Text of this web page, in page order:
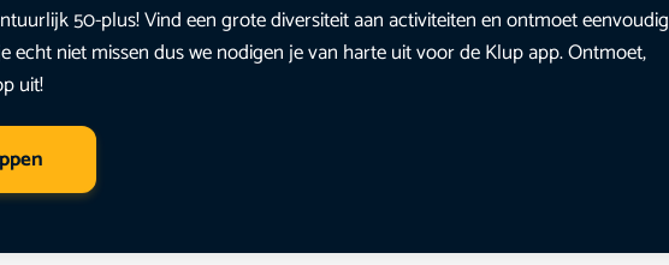
50-plus! Vind een grote diversiteit aan activiteiten en ontmoet eenvoudig
echt niet missen dus we nodigen je van harte uit voor de Klup app. Ontmoet,
uit!